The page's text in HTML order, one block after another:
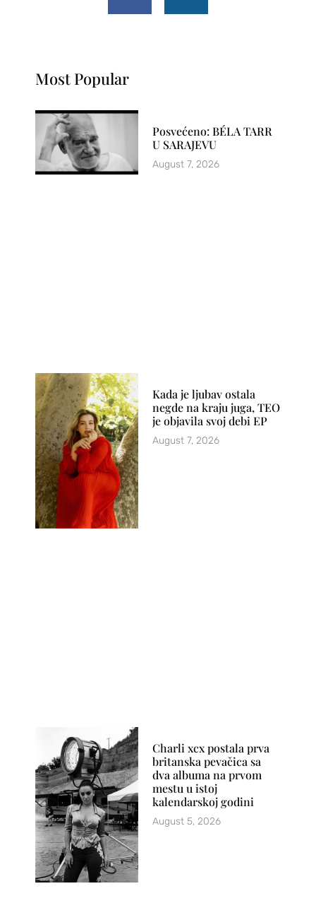
Most Popular
Posvećeno: BÉLA TARR
U SARAJEVU
August 7, 2026
Kada je ljubav ostala
negde na kraju juga, TEO
je objavila svoj debi EP
August 7, 2026
Charli xcx postala prva
britanska pevačica sa
dva albuma na prvom
mestu u istoj
kalendarskoj godini
August 5, 2026